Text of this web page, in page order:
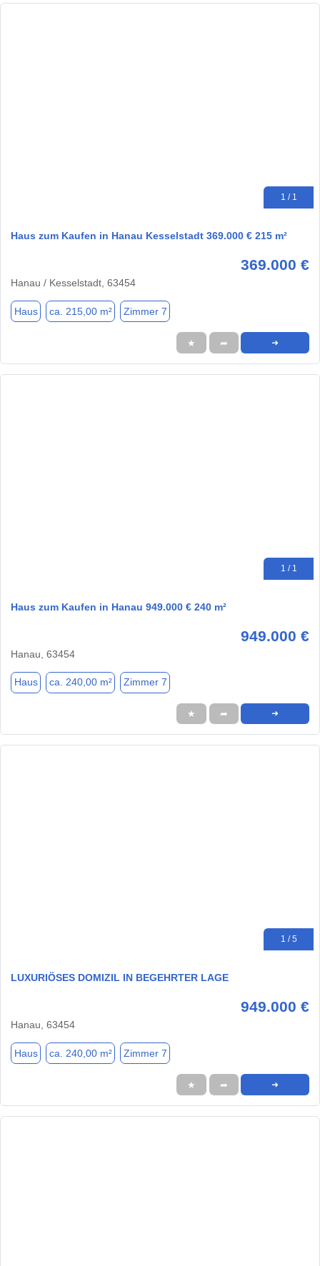
1 / 1
Haus zum Kaufen in Hanau Kesselstadt 369.000 € 215 m²
369.000 €
Hanau / Kesselstadt, 63454
Haus ca. 215,00 m² Zimmer 7
★ ➦ ➜
1 / 1
Haus zum Kaufen in Hanau 949.000 € 240 m²
949.000 €
Hanau, 63454
Haus ca. 240,00 m² Zimmer 7
★ ➦ ➜
1 / 5
LUXURIÖSES DOMIZIL IN BEGEHRTER LAGE
949.000 €
Hanau, 63454
Haus ca. 240,00 m² Zimmer 7
★ ➦ ➜